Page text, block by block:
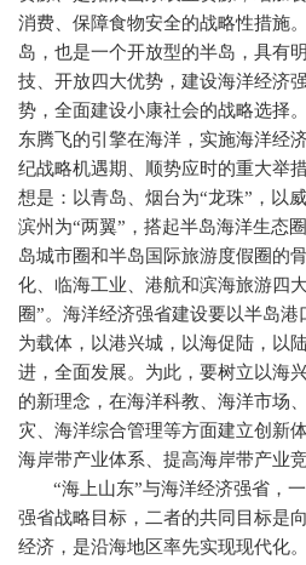
消费、保障食物安全的战略性措施
岛，也是一个开放型的半岛，具有
技、开放四大优势，建设海洋经济
势，全面建设小康社会的战略选择
东腾飞的引擎在海洋，实施海洋经
纪战略机遇期、顺势应时的重大举
想是：以青岛、烟台为“龙珠”，以
滨州为“两翼”，搭起半岛海洋生态
岛城市圈和半岛国际旅游度假圈的
化、临海工业、港航和滨海旅游四
圈”。海洋经济强省建设要以半岛
为载体，以港兴城，以海促陆，以
进，全面发展。为此，要树立以海
的新理念，在海洋科教、海洋市场
灾、海洋综合管理等方面建立创新
海岸带产业体系、提高海岸带产业
“海上山东”与海洋经济强省，
强省战略目标，二者的共同目标是
经济，是沿海地区率先实现现代化